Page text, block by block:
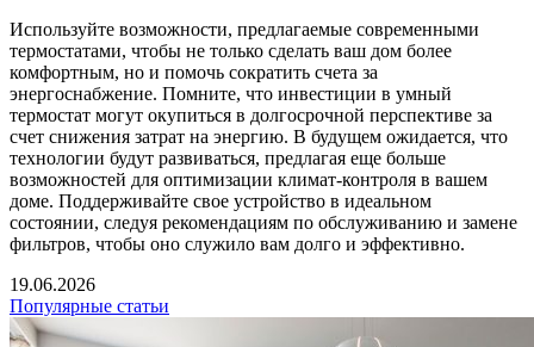
Используйте возможности, предлагаемые современными
термостатами, чтобы не только сделать ваш дом более
комфортным, но и помочь сократить счета за
энергоснабжение. Помните, что инвестиции в умный
термостат могут окупиться в долгосрочной перспективе за
счет снижения затрат на энергию. В будущем ожидается, что
технологии будут развиваться, предлагая еще больше
возможностей для оптимизации климат-контроля в вашем
доме. Поддерживайте свое устройство в идеальном
состоянии, следуя рекомендациям по обслуживанию и замене
фильтров, чтобы оно служило вам долго и эффективно.
19.06.2026
Популярные статьи